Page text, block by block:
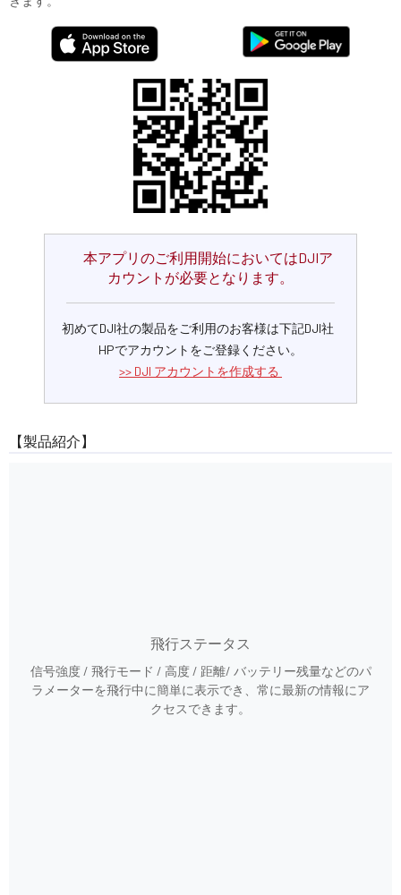
本アプリのご利用開始においてはDJIア
カウントが必要となります。
初めてDJI社の製品をご利用のお客様は下記DJI社
HPでアカウントをご登録ください。
DJI アカウントを作成する
【製品紹介】
飛行ステータス
信号強度 / 飛行モード / 高度 / 距離/ バッテリー残量などのパ
ラメーターを飛行中に簡単に表示でき、常に最新の情報にア
クセスできます。